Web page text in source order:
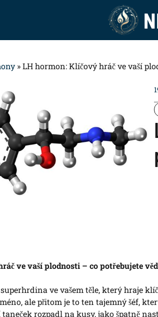
»LH hormon: Klíčový hráč ve vaší
ve vaší plodnosti – co potřebujete
ve vašem těle, který hraje
ale přitom je to ten tajemný šéf,
rozpadl na kusy, jako špatně